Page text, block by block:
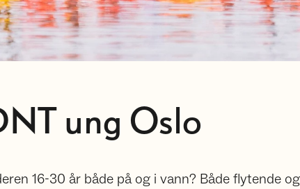
ung Oslo
16-30 år både på og i vann? Både flytende